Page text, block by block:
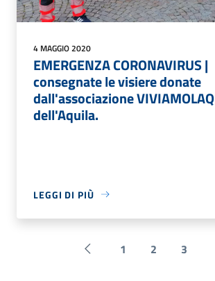
4 MAGGIO 2020
EMERGENZA CORONAVIRUS |
consegnate le visiere donate
dall'associazione VIVIAMOLAQ
dell'Aquila.
LEGGI DI PIÙ
Pagina precedente
1 2 3